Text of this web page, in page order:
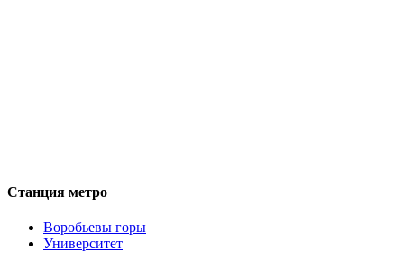
Станция метро
Воробьевы горы
Университет